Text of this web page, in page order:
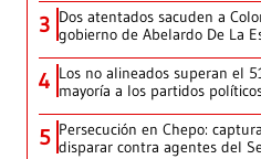
3 Dos atentados sacuden a
gobierno de Abelardo De La
4 Los no alineados superan el
mayoría a los partidos
5 Persecución en Chepo:
disparar contra agentes del